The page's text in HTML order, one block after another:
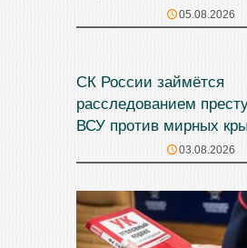
05.08.2026
СК России займётся
расследованием
ВСУ против мирных
03.08.2026